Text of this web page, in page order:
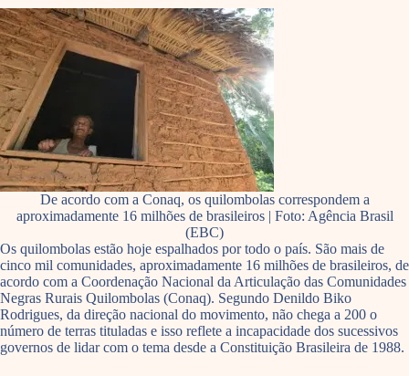
De acordo com a Conaq, os quilombolas correspondem a
aproximadamente 16 milhões de brasileiros | Foto: Agência Brasil
(EBC)
Os quilombolas estão hoje espalhados por todo o país. São mais de
cinco mil comunidades, aproximadamente 16 milhões de brasileiros, de
acordo com a Coordenação Nacional da Articulação das Comunidades
Negras Rurais Quilombolas (Conaq). Segundo Denildo Biko
Rodrigues, da direção nacional do movimento, não chega a 200 o
número de terras tituladas e isso reflete a incapacidade dos sucessivos
governos de lidar com o tema desde a Constituição Brasileira de 1988.